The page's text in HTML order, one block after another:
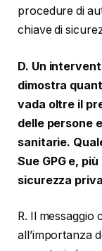
procedure di
chiave di
D. Un
dimostra
vada oltre il
delle persone
sanitarie.
Sue GPG e,
sicurezza
R. Il
all’importanza